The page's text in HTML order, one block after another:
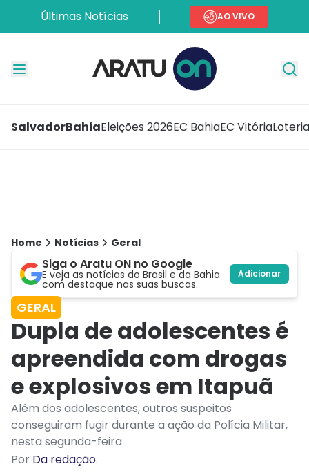
Últimas Notícias AO VIVO
SalvadorBahiaEleições 2026EC BahiaEC Vitória
Home Notícias Geral
Siga o Aratu ON no Google
E veja as notícias do Brasil e da Bahia
com destaque nas suas buscas.
Adicionar
GERAL
Dupla de adolescentes é
apreendida com drogas
e explosivos em Itapuã
Além dos adolescentes, outros suspeitos
conseguiram fugir durante a ação da Polícia Militar,
nesta segunda-feira
Por Da redação.